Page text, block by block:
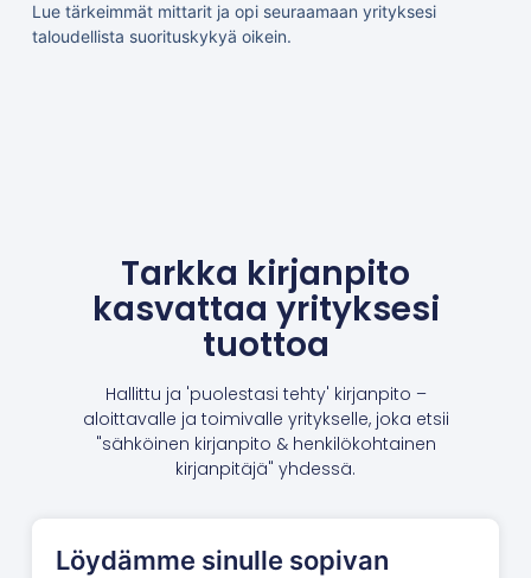
Lue tärkeimmät mittarit ja opi seuraamaan yrityksesi
taloudellista suorituskykyä oikein.
Tarkka kirjanpito
kasvattaa yrityksesi
tuottoa
Hallittu ja 'puolestasi tehty' kirjanpito –
aloittavalle ja toimivalle yritykselle, joka etsii
"sähköinen kirjanpito & henkilökohtainen
kirjanpitäjä" yhdessä.
Löydämme sinulle sopivan